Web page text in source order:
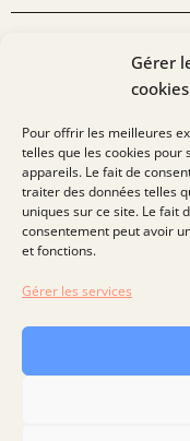
Gérer
cookies
Pour offrir les meilleures
telles que les cookies
appareils. Le fait de
traiter des données telles
uniques sur ce site. Le fait
consentement peut avoir
et fonctions.
Gérer les services
Toujours curieux
d’adresser de
avec vous sur vos